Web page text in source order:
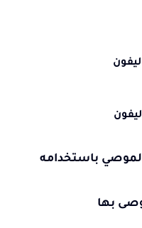
باستخدامه